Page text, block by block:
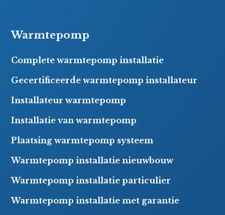
Warmtepomp
Complete warmtepomp installatie
Gecertificeerde warmtepomp installateur
Installateur warmtepomp
Installatie van warmtepomp
Plaatsing warmtepomp systeem
Warmtepomp installatie nieuwbouw
Warmtepomp installatie particulier
Warmtepomp installatie met garantie